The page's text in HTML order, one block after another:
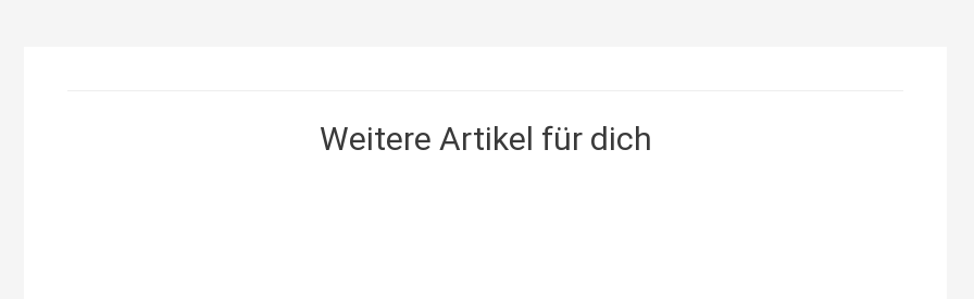
Weitere Artikel für dich